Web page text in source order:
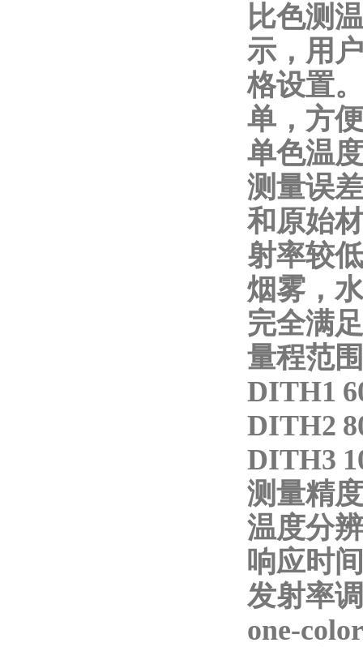
比色测
示，用
格设置
单，方
单色温
测量误
和原始
射率较
烟雾，
完全满
量程范围
DITH1
DITH2
DITH3
测量精
温度分
响应时
发射率
one-color